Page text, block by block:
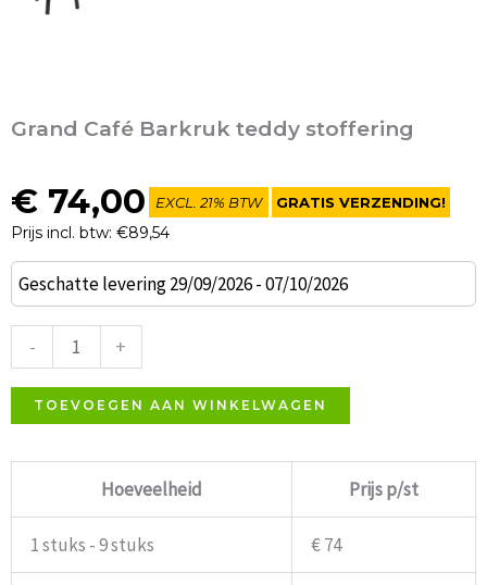
Grand Café Barkruk teddy stoffering
€ 74,00
Prijs incl. btw: €89,54
EXCL. 21% BTW GRATIS VERZENDING!
Geschatte levering 29/09/2026 - 07/10/2026
-
Grand
Café
teddy
stoffering
aantal
+
TOEVOEGEN AAN WINKELWAGEN
Hoeveelheid Prijs p/st
1 stuks - 9 stuks € 74